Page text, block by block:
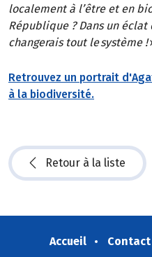
localement à l’être et en
République ? Dans un éclat
changerais tout le système !
Retrouvez un portrait
à la biodiversité.
Retour à la liste
Accueil Contact